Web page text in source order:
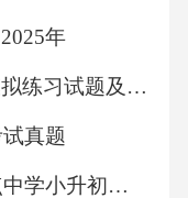
年
中药执业药师资格考试模拟练习试题及真题
真题
2026年山东省临沂市重点中学小升初英语考试试卷及答案